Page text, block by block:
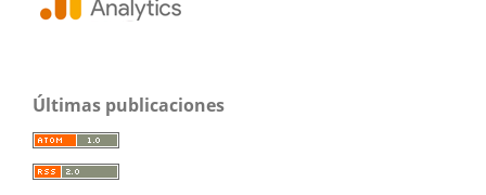
Últimas publicaciones